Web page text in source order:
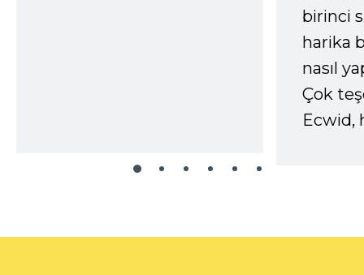
birinci
harika
nasıl
Çok
Ecwid,